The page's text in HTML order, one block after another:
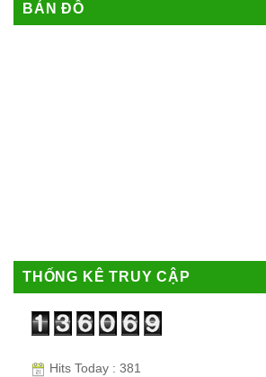
BẢN ĐỒ
THỐNG KÊ TRUY CẬP
Hits Today : 381